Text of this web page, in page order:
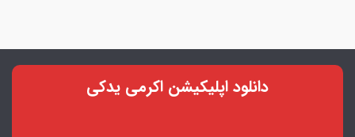
دانلود اپلیکیشن اکرمی یدکی